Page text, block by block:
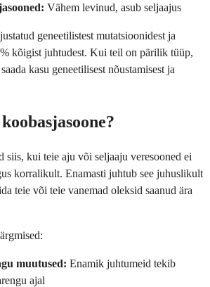
Vähem levinud, asub seljaajus
geneetilistest mutatsioonidest ja
kõigist juhtudest. Kui teil on pärilik tüüp,
kasu geneetilisest nõustamisest ja
siis, kui teie aju või seljaaju veresooned ei
korralikult. Enamasti juhtub see juhuslikult
teie või teie vanemad oleksid saanud ära
muutused: Enamik juhtumeid tekib
ajal